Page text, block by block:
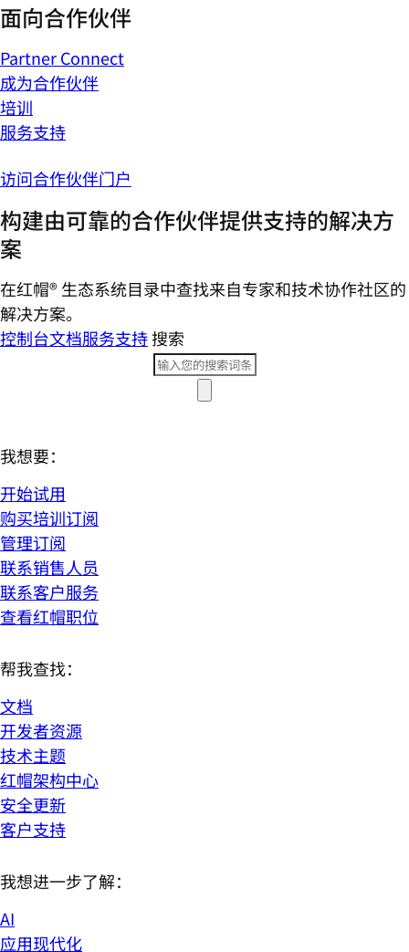
面向合作伙伴
Partner Connect
成为合作伙伴
培训
服务支持
访问合作伙伴门户
构建由可靠的合作伙伴提供支持的解决方
案
在红帽® 生态系统目录中查找来自专家和技术协作社区的
解决方案。
控制台文档服务支持搜索
我想要：
开始试用
购买培训订阅
管理订阅
联系销售人员
联系客户服务
查看红帽职位
帮我查找：
文档
开发者资源
技术主题
红帽架构中心
安全更新
客户支持
我想进一步了解：
AI
应用现代化